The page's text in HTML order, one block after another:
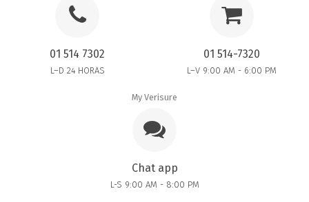
01 514 7302
L–D 24 HORAS
01 514-7320
L–V 9:00 AM - 6:00 PM
My Verisure
Chat app
L-S 9:00 AM - 8:00 PM